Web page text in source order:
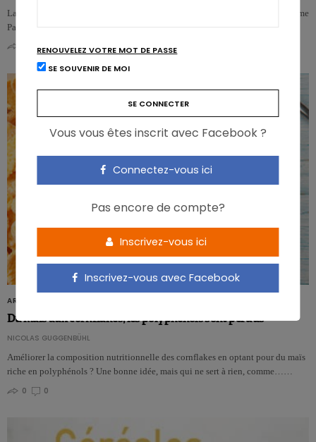
Largement promu pour ses soi-disant bienfaits sur la santé intestinale, le régime
Paléo s’avère en réalité une catastrophe pour plusieurs marqueurs…
0
ARTICLES
Du maïs aux cornflakes, les polyphénols sont perdus
NICOLAS GUGGENBÜHL
Améliorer la composition nutritionnelle des cornflakes en optant pour du maïs
riche en polyphénols ? Une bonne idée, mais qui ne sert à rien, comme……
0
0
RENOUVELEZ VOTRE MOT DE PASSE
SE SOUVENIR DE MOI
Vous vous êtes inscrit avec Facebook ?
Connectez-vous ici
Pas encore de compte?
Inscrivez-vous ici
Inscrivez-vous avec Facebook